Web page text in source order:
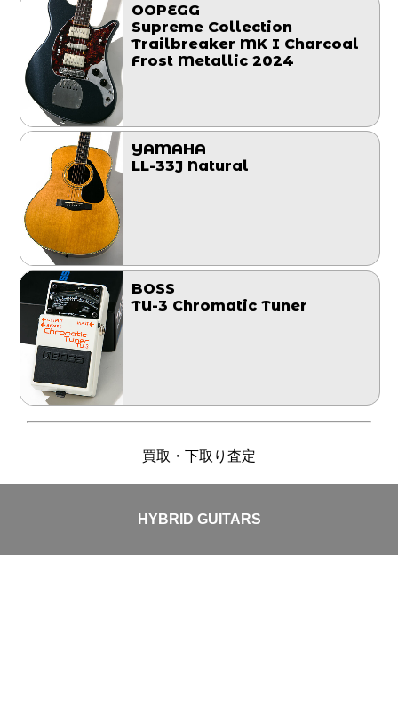
OOPEGG
Supreme Collection
Trailbreaker MK I Charcoal
Frost Metallic 2024
YAMAHA
LL-33J Natural
BOSS
TU-3 Chromatic Tuner
買取・下取り査定
HYBRID GUITARS